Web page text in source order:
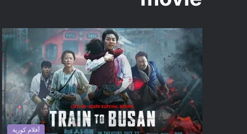
أفلام كورية